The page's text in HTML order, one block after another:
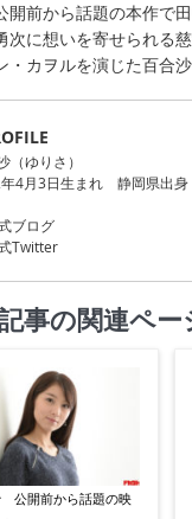
開前から話題の本作で
次に想いを寄せられる
・カヲルを演じた百合
（ゆりさ）
4月3日生まれ 静岡県出身
ブログ
Twitter
事の関連ペー
公開前から話題の映